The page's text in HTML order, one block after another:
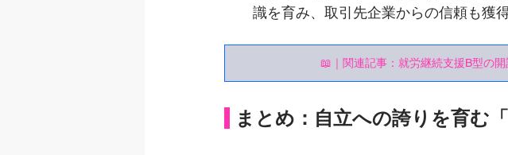
識を育み、取引先企業からの信頼も獲
📖｜関連記事：就労継続支援B型の
まとめ：自立への誇りを育む